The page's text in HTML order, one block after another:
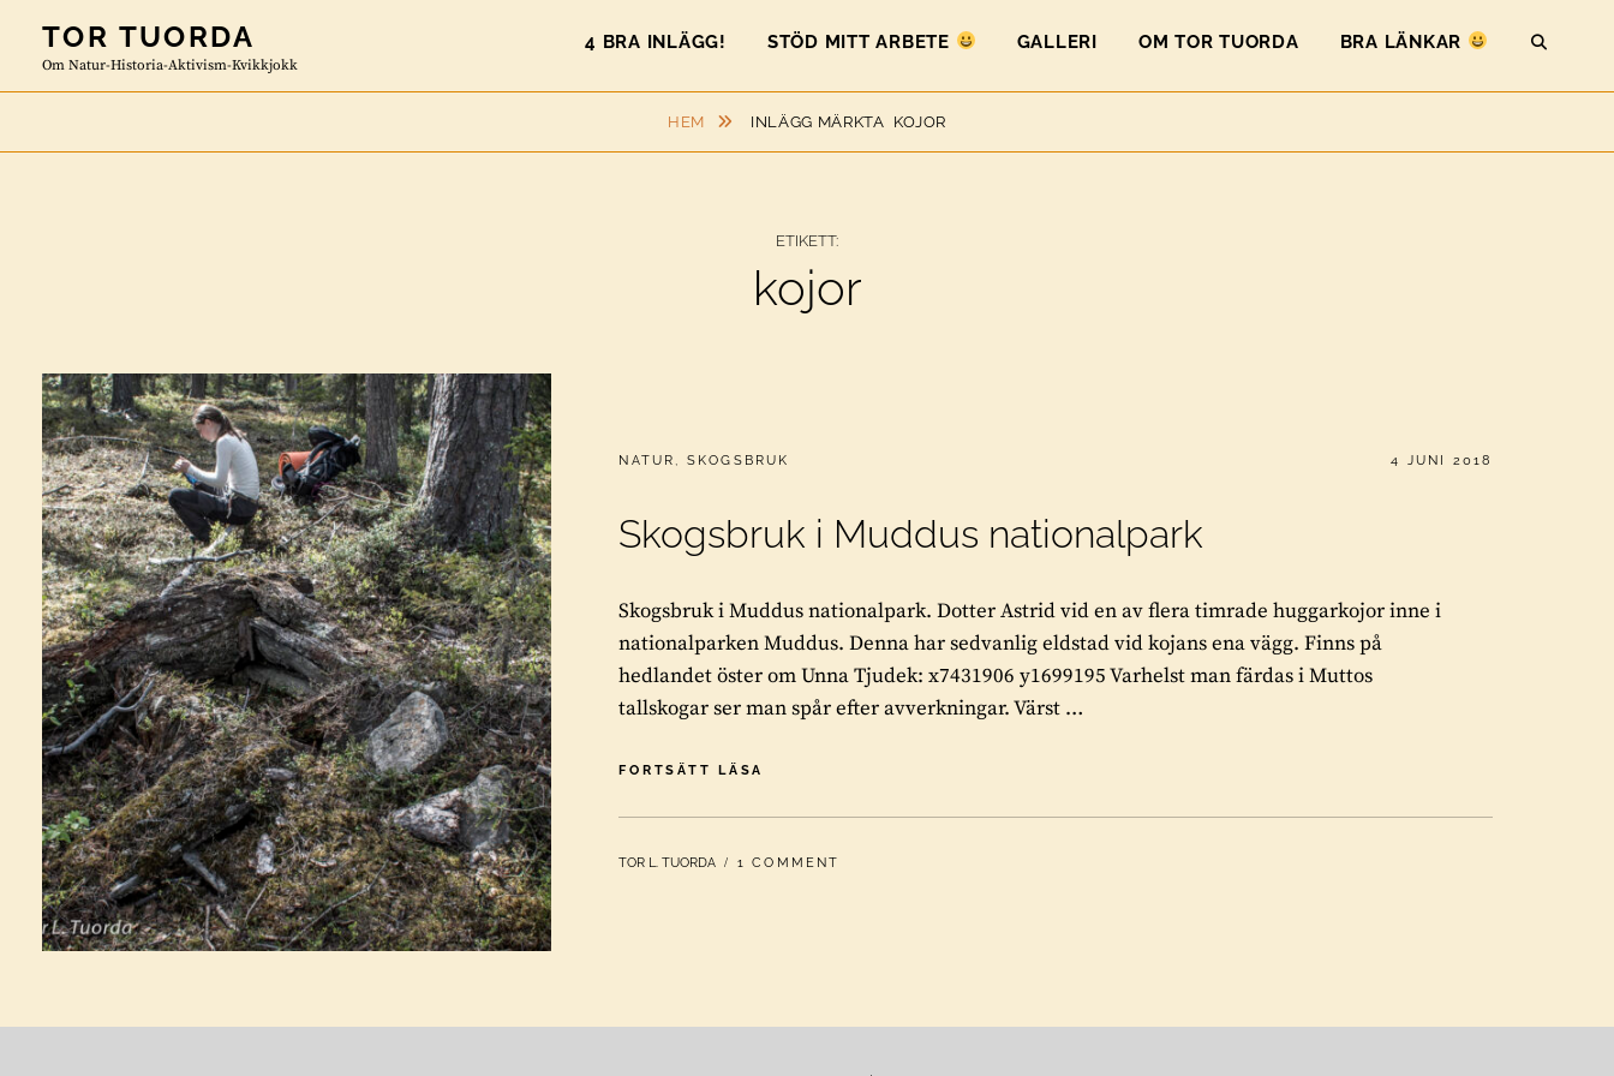
content
TOR TUORDA
Om Natur-Historia-Aktivism-Kvikkjokk
4 BRA INLÄGG! STÖD MITT ARBETE GALLERI OM TOR TUORDA BRA LÄNKAR
HEM INLÄGG MÄRKTA KOJOR
ETIKETT:
kojor
CATEGORIES:
NATUR , SKOGSBRUK PUBLICERAT
4 JUNI 2018
Skogsbruk i Muddus nationalpark
Skogsbruk i Muddus nationalpark. Dotter Astrid vid en av flera timrade huggarkojor inne i
nationalparken Muddus. Denna har sedvanlig eldstad vid kojans ena vägg. Finns på
hedlandet öster om Unna Tjudek: x7431906 y1699195 Varhelst man färdas i Muttos
tallskogar ser man spår efter avverkningar. Värst …
FORTSÄTT LÄSA
MUDDUS
BY
TOR L. TUORDA 1 COMMENT